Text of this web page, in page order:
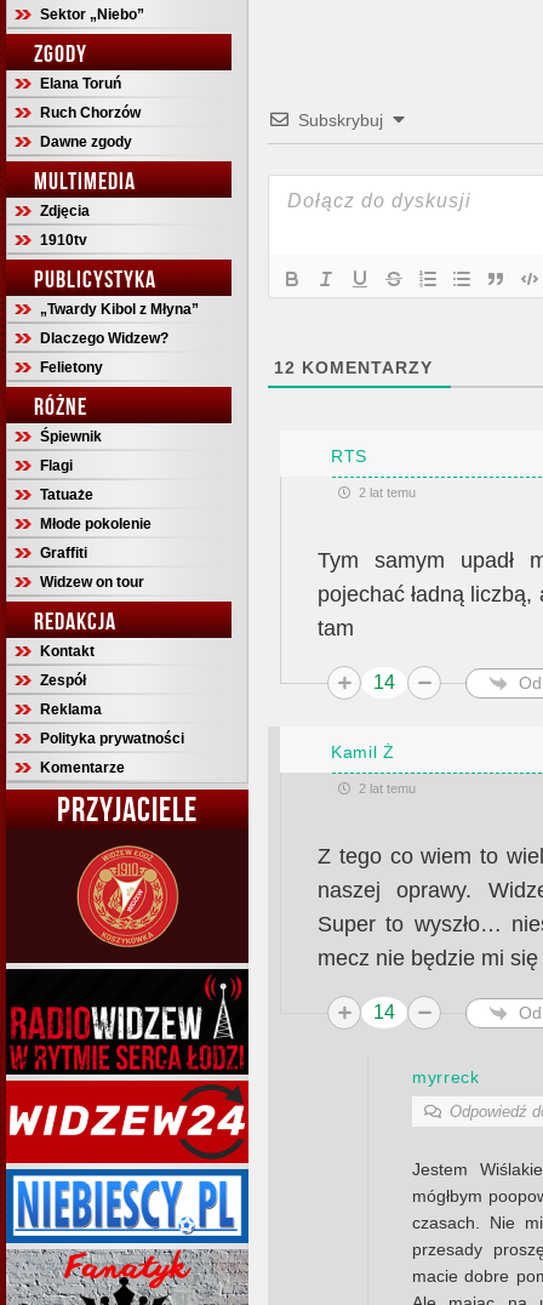
Sektor „Niebo”
ZGODY
Elana Toruń
Ruch Chorzów
Dawne zgody
MULTIMEDIA
Zdjęcia
1910tv
PUBLICYSTYKA
„Twardy Kibol z Młyna”
Dlaczego Widzew?
Felietony
RÓŻNE
Śpiewnik
Flagi
Tatuaże
Młode pokolenie
Graffiti
Widzew on tour
REDAKCJA
Kontakt
Zespół
Reklama
Polityka prywatności
Komentarze
PRZYJACIELE
Subskrybuj
12 KOMENTARZY
RTS
2 lat temu
Tym samym
pojechać ładną
tam
14
Kamil Ż
2 lat temu
Z tego co wiem to
naszej oprawy.
Super to wyszło…
mecz nie będzie mi się
14
myrreck
Odpowiedź
Jestem
mógłbym
czasach. Nie
przesady
macie dobre